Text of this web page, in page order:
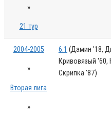
»
21 тур
2004-2005
»
Вторая лига
»
6:1 (Дамин '18,
Кривовязый '60,
Скрипка '87)